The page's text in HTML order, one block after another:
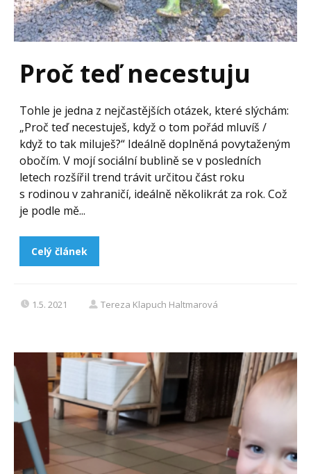
Proč teď necestuju
Tohle je jedna z nejčastějších otázek, které slýchám:
„Proč teď necestuješ, když o tom pořád mluvíš /
když to tak miluješ?“ Ideálně doplněná povytaženým
obočím. V mojí sociální bublině se v posledních
letech rozšířil trend trávit určitou část roku
s rodinou v zahraničí, ideálně několikrát za rok. Což
je podle mě...
Celý článek
1.5. 2021 Tereza Klapuch Haltmarová